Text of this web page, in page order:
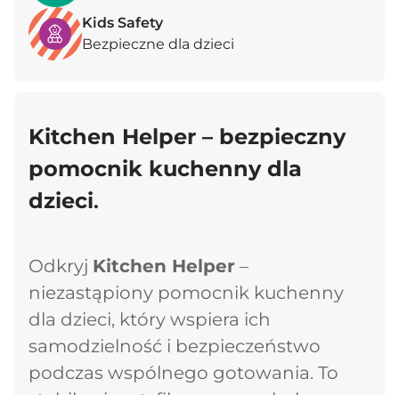
Kids Safety
Bezpieczne dla dzieci
Kitchen Helper – bezpieczny
pomocnik kuchenny dla
dzieci.
Odkryj Kitchen Helper –
niezastąpiony pomocnik kuchenny
dla dzieci, który wspiera ich
samodzielność i bezpieczeństwo
podczas wspólnego gotowania. To